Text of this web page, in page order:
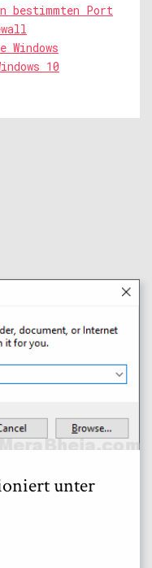
bestimmten Port
10
unter